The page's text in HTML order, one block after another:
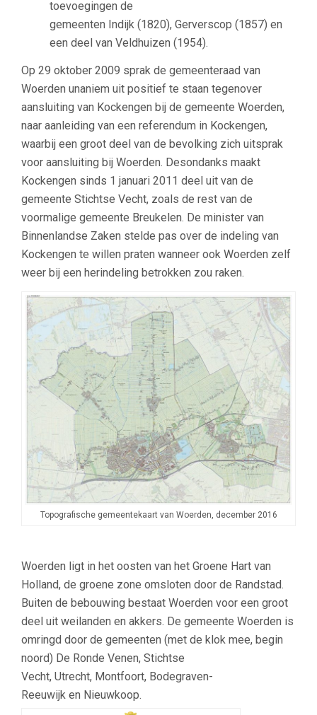
toevoegingen de
gemeenten Indijk (1820), Gerverscop (1857) en
een deel van Veldhuizen (1954).
Op 29 oktober 2009 sprak de gemeenteraad van
Woerden unaniem uit positief te staan tegenover
aansluiting van Kockengen bij de gemeente Woerden,
naar aanleiding van een referendum in Kockengen,
waarbij een groot deel van de bevolking zich uitsprak
voor aansluiting bij Woerden. Desondanks maakt
Kockengen sinds 1 januari 2011 deel uit van de
gemeente Stichtse Vecht, zoals de rest van de
voormalige gemeente Breukelen. De minister van
Binnenlandse Zaken stelde pas over de indeling van
Kockengen te willen praten wanneer ook Woerden zelf
weer bij een herindeling betrokken zou raken.
Topografische gemeentekaart van Woerden, december 2016
Woerden ligt in het oosten van het Groene Hart van
Holland, de groene zone omsloten door de Randstad.
Buiten de bebouwing bestaat Woerden voor een groot
deel uit weilanden en akkers. De gemeente Woerden is
omringd door de gemeenten (met de klok mee, begin
noord) De Ronde Venen, Stichtse
Vecht, Utrecht, Montfoort, Bodegraven-
Reeuwijk en Nieuwkoop.